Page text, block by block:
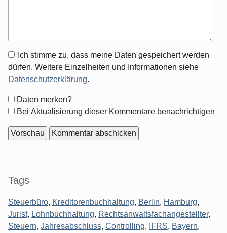
Antwort
zu
Ich stimme zu, dass meine Daten gespeichert werden
dürfen. Weitere Einzelheiten und Informationen siehe
Datenschutzerklärung.
Formular-
Optionen
Daten merken?
Bei Aktualisierung dieser Kommentare benachrichtigen
Tags
Steuerbüro, Kreditorenbuchhaltung, Berlin, Hamburg,
Jurist, Lohnbuchhaltung, Rechtsanwaltsfachangestellter,
Steuern, Jahresabschluss, Controlling, IFRS, Bayern,